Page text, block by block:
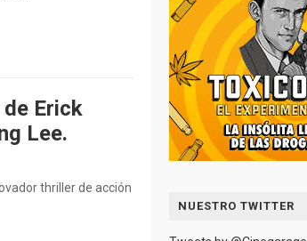
Erick
Lee.
thriller de acción
NUESTRO TWITTER